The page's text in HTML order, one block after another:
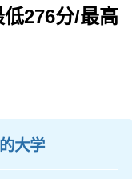
276分/最高
大学